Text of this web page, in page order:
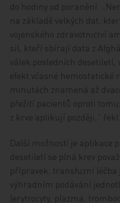
do hodiny od poranění.
na základě velkých dat,
vojenského zdravotnictví
sil, kteří sbírají data z
válek posledních desetiletí,
efekt včasné hemostatické
minutách znamená až
přežití pacientů oproti
z krve aplikují později,“
Další možností je aplikace
desetiletí se plná krev
přípravek, transfuzní léčba
výhradním podávání
(erytrocyty, plazma,